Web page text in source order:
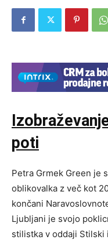
poti
Petra Grmek Green je
oblikovalka z več kot
končani
Ljubljani je svojo
stilistka v oddaji Stilski